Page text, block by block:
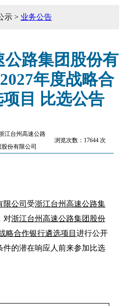
示 > 业务公告
路集团股份有
年度战略合
目 比选公告
江台州高速公路
份有限公司
浏览次数：17644 次
限公司 受浙江台州高速公路集
对浙江台州高速公路集团股份
略合作银行遴选项目 进行公开
件的潜在响应人前来参加比选